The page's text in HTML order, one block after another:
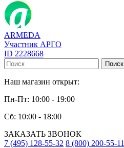
ARMEDA
Участник АРГО
ID 2228668
Поиск
Наш магазин открыт:
Пн-Пт: 10:00 - 19:00
Сб: 10:00 - 18:00
ЗАКАЗАТЬ ЗВОНОК
7 (495) 128-55-32 8 (800) 200-55-11